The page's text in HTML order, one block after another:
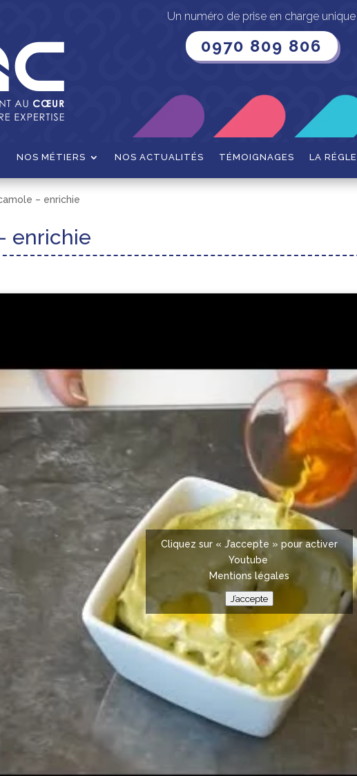
Un numéro de prise en charge unique
0970 809 806
NOS MÉTIERS NOS ACTUALITÉS TÉMOIGNAGES LA
– enrichie
enrichie
Cliquez sur « J’accepte » pour activer
Youtube
Mentions légales
J’accepte